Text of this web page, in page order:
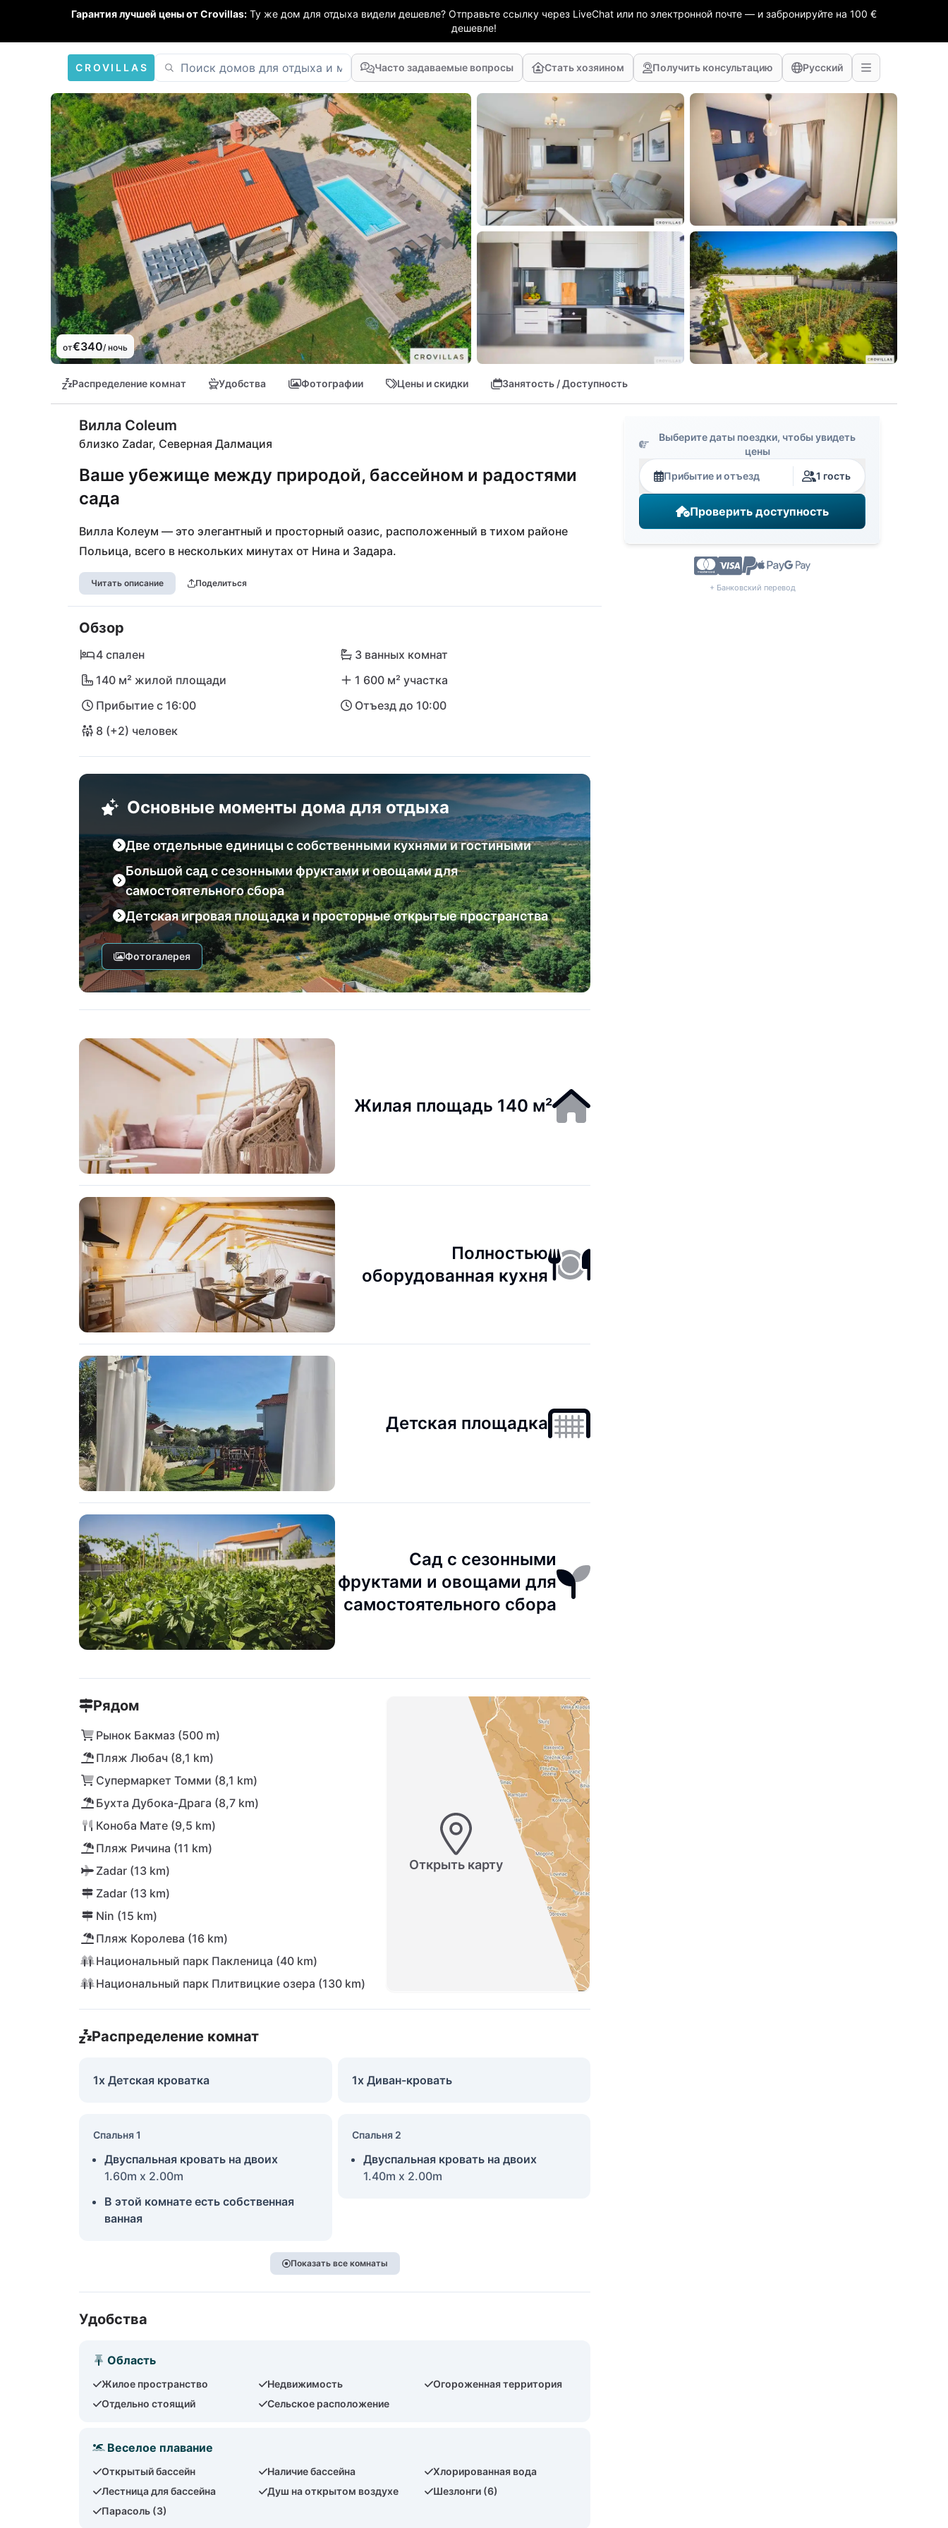
Гарантия лучшей цены от Crovillas: Ту же дом для отдыха видели дешевле? Отправьте ссылку через LiveChat или по электронной почте — и забронируйте на 100 €
дешевле!
CROVILLAS Часто задаваемые вопросы Стать хозяином Получить консультацию Русский
от€340/ ночь
Распределение комнат Удобства Фотографии Цены и скидки Занятость / Доступность
Вилла Coleum
близко Zadar, Северная Далмация
Ваше убежище между природой, бассейном и радостями
сада
Вилла Колеум — это элегантный и просторный оазис, расположенный в тихом районе
Польица, всего в нескольких минутах от Нина и Задара.
Читать описание Поделиться
Обзор
4 спален
3 ванных комнат
140 м² жилой площади
1 600 м² участка
Прибытие с 16:00
Отъезд до 10:00
8 (+2) человек
Основные моменты дома для отдыха
Две отдельные единицы с собственными кухнями и гостиными
Большой сад с сезонными фруктами и овощами для
самостоятельного сбора
Детская игровая площадка и просторные открытые пространства
Фотогалерея
Жилая площадь 140 м²
Полностью
оборудованная кухня
Детская площадка
Сад с сезонными
фруктами и овощами для
самостоятельного сбора
Рядом
Рынок Бакмаз (500 m)
Пляж Любач (8,1 km)
Супермаркет Томми (8,1 km)
Бухта Дубока-Драга (8,7 km)
Коноба Мате (9,5 km)
Пляж Ричина (11 km)
Zadar (13 km)
Zadar (13 km)
Nin (15 km)
Пляж Королева (16 km)
Национальный парк Пакленица (40 km)
Национальный парк Плитвицкие озера (130 km)
Открыть карту
Распределение комнат
1x Детская кроватка 1x Диван-кровать
Спальня 1
Двуспальная кровать на двоих
1.60m x 2.00m
В этой комнате есть собственная
ванная
Спальня 2
Двуспальная кровать на двоих
1.40m x 2.00m
Показать все комнаты
Удобства
Область
Жилое пространство Недвижимость
Огороженная территория
Отдельно стоящий
Сельское расположение
Веселое плавание
Открытый бассейн Наличие бассейна
Хлорированная вода
Лестница для бассейна
Душ на открытом воздухе
Шезлонги (6)
Парасоль (3)
Выберите даты поездки, чтобы увидеть
цены
Прибытие и отъезд 1 гость
Проверить доступность
+ Банковский перевод